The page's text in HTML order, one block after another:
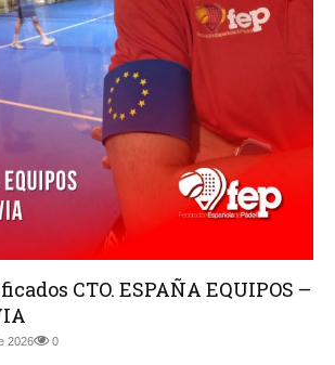
CTO. ESPAÑA EQUIPOS –
2026 0